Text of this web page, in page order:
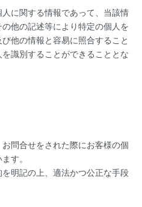
人に関する情報であって、当該情
他の記述等により特定の個人を
他の情報と容易に照合すること
識別することができることとな
問合せをされた際にお客様の個
す。
明記の上、適法かつ公正な手段